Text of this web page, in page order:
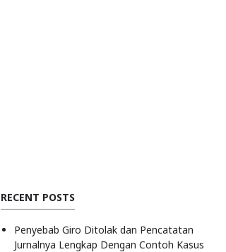
RECENT POSTS
Penyebab Giro Ditolak dan Pencatatan
Jurnalnya Lengkap Dengan Contoh Kasus